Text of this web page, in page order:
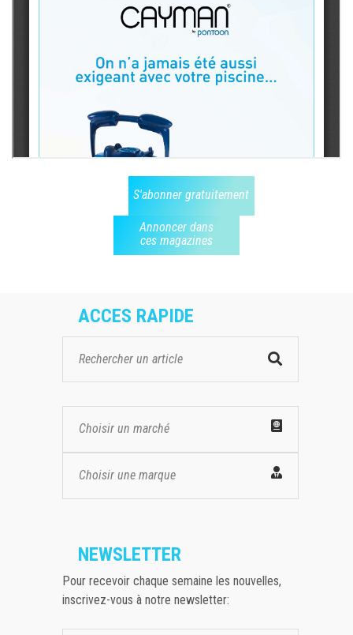
S'abonner gratuitement
Annoncer dans
ces magazines
ACCES RAPIDE
Choisir un marché
Choisir une marque
NEWSLETTER
Pour recevoir chaque semaine les nouvelles,
inscrivez-vous à notre newsletter: